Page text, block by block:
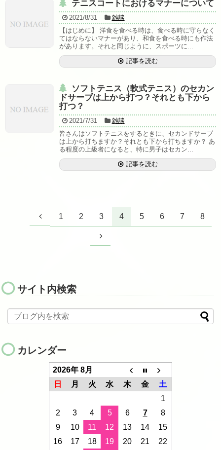
テニスコートにおけるマナーについて
2021/8/31
雑談
【はじめに】 洋食を食べる時は、食べる時に守らなく
てはならないマナーがあり、和食を食べる時にも作法
があります。それと同じように、スポーツに...
記事を読む
ソフトテニス（軟式テニス）のセカン
ドサーブは上から打つ？それとも下から
打つ？
2021/7/31
雑談
皆さんはソフトテニスをするときに、セカンドサーブ
は上から打ちますか？それとも下から打ちますか？ あ
る程度の上級者になると、特に男子はセカン...
記事を読む
1 2 3 4 5 6 7 8
サイト内検索
カレンダー
2026年 8月
日
月 火 水 木 金
土
1
2
3 4 5 6 7
8
9
10 11 12 13 14
15
16
17 18 19 20 21 22